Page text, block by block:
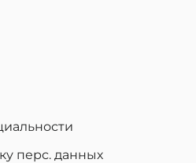
перс. данных